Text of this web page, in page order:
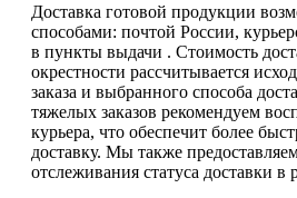
Доставка готовой продукции
способами: почтой России,
в пункты выдачи . Стоимость
окрестности рассчитывается
заказа и выбранного способа
тяжелых заказов рекомендуем
курьера, что обеспечит более
доставку. Мы также
отслеживания статуса доставки